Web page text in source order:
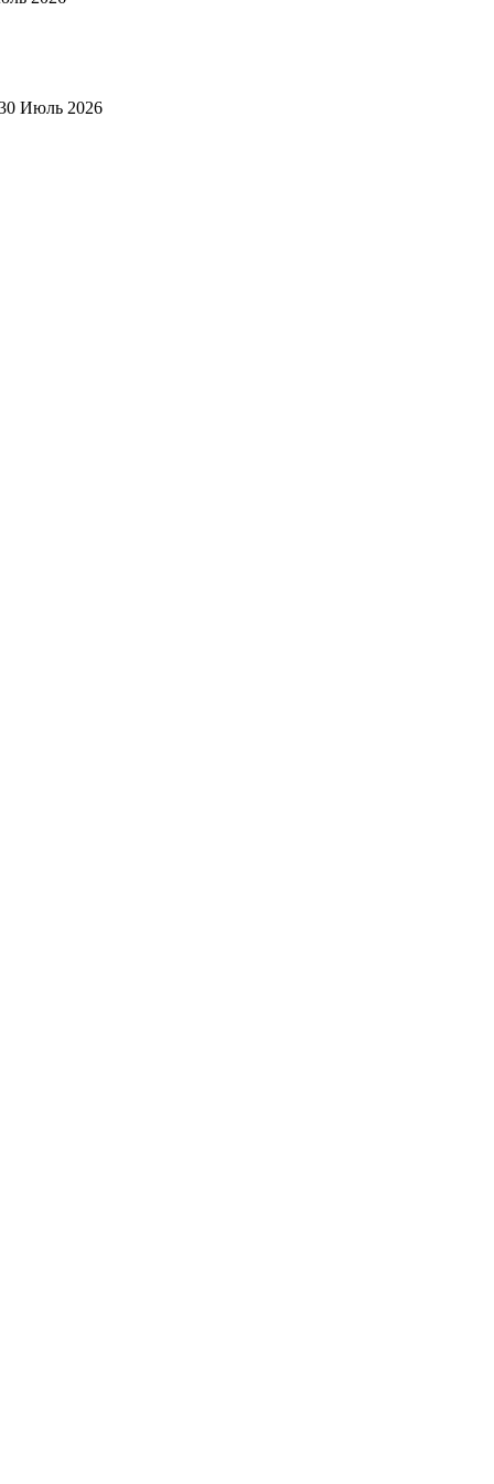
Июль 2026